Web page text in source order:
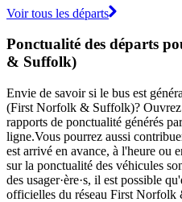
Voir tous les départs
Ponctualité des départs
& Suffolk)
Envie de savoir si le bus est
(First Norfolk & Suffolk)? Ouvrez
rapports de ponctualité générés
ligne.Vous pourrez aussi
est arrivé en avance, à l'heure ou
sur la ponctualité des véhicules
des usager·ère·s, il est possible
officielles du réseau First Norfolk